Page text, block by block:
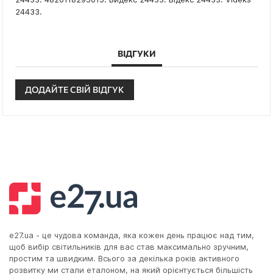
24433.
ВІДГУКИ
ДОДАЙТЕ СВІЙ ВІДГУК
e27.ua - це чудова команда, яка кожен день працює над тим,
щоб вибір світильників для вас став максимально зручним,
простим та швидким. Всього за декілька років активного
розвитку ми стали еталоном, на який орієнтується більшість